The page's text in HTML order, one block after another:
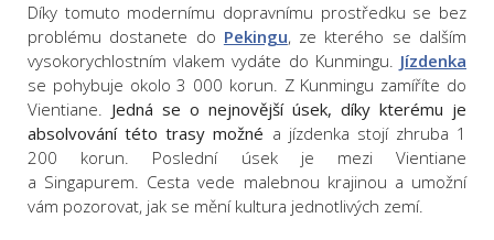
Díky tomuto modernímu dopravnímu prostředku se bez
problému dostanete do Pekingu, ze kterého se dalším
vysokorychlostním vlakem vydáte do Kunmingu. Jízdenka
se pohybuje okolo 3 000 korun. Z Kunmingu zamíříte do
Vientiane. Jedná se o nejnovější úsek, díky kterému je
absolvování této trasy možné a jízdenka stojí zhruba 1
200 korun. Poslední úsek je mezi Vientiane
a Singapurem. Cesta vede malebnou krajinou a umožní
vám pozorovat, jak se mění kultura jednotlivých zemí.